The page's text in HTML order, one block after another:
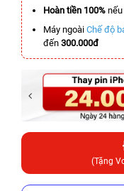
Hoàn tiền 100%
Máy ngoài Chế độ
đến 300.000đ
(Tặng